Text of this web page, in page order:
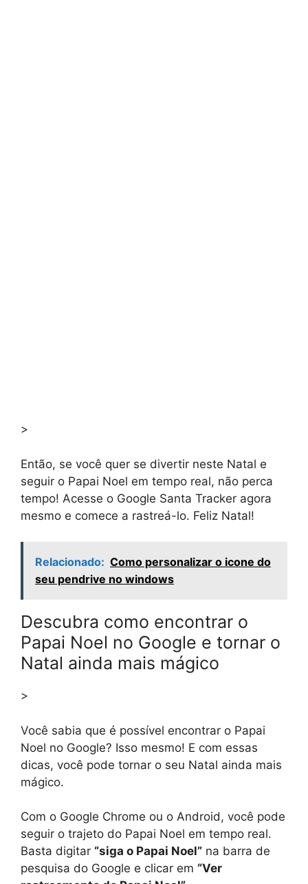
>
Então, se você quer se divertir neste Natal e
seguir o Papai Noel em tempo real, não perca
tempo! Acesse o Google Santa Tracker agora
mesmo e comece a rastreá-lo. Feliz Natal!
Relacionado: Como personalizar o icone do
seu pendrive no windows
Descubra como encontrar o
Papai Noel no Google e tornar o
Natal ainda mais mágico
>
Você sabia que é possível encontrar o Papai
Noel no Google? Isso mesmo! E com essas
dicas, você pode tornar o seu Natal ainda mais
mágico.
Com o Google Chrome ou o Android, você pode
seguir o trajeto do Papai Noel em tempo real.
Basta digitar “siga o Papai Noel” na barra de
pesquisa do Google e clicar em “Ver